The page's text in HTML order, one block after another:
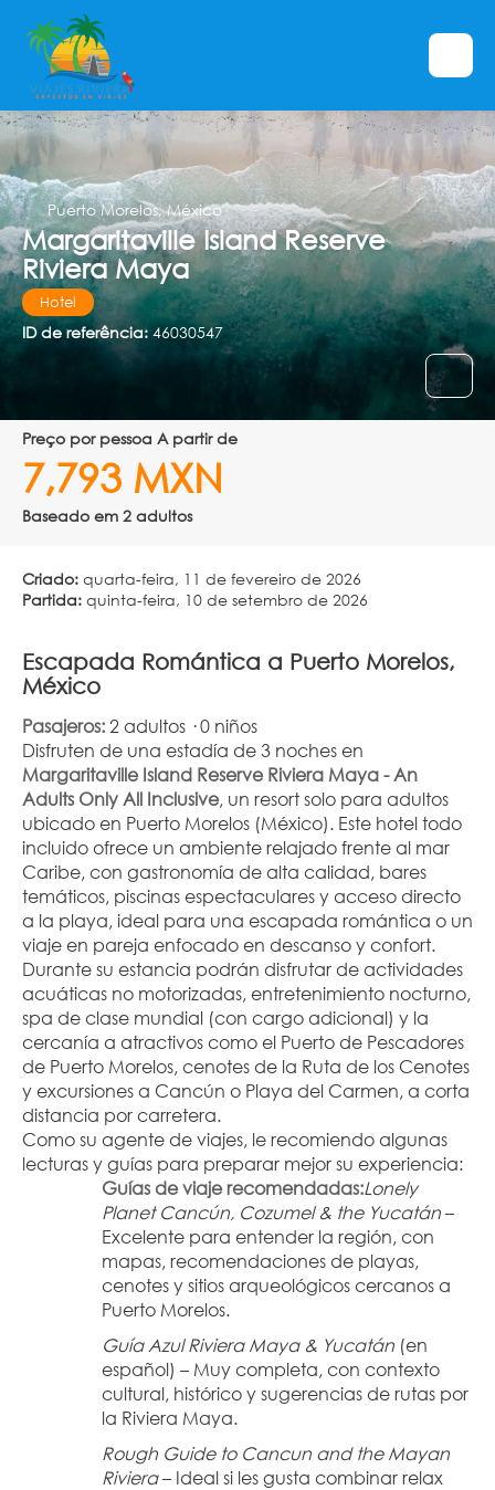
Puerto Morelos, México
Margaritaville Island Reserve
Riviera Maya
Hotel
ID de referência: 46030547
preço por pessoa A partir de
7,793 MXN
Baseado em 2 adultos
Criado: quarta-feira, 11 de fevereiro de 2026
Partida: quinta-feira, 10 de setembro de 2026
Escapada Romántica a Puerto Morelos,
México
Pasajeros: 2 adultos · 0 niños
Margaritaville Island Reserve Riviera Maya - An
Adults Only All Inclusive, un resort solo para adultos
ubicado en Puerto Morelos (México). Este hotel todo
incluido ofrece un ambiente relajado frente al mar
Caribe, con gastronomía de alta calidad, bares
temáticos, piscinas espectaculares y acceso directo
a la playa, ideal para una escapada romántica o un
viaje en pareja enfocado en descanso y confort.
Durante su estancia podrán disfrutar de actividades
acuáticas no motorizadas, entretenimiento nocturno,
spa de clase mundial (con cargo adicional) y la
cercanía a atractivos como el Puerto de Pescadores
de Puerto Morelos, cenotes de la Ruta de los Cenotes
y excursiones a Cancún o Playa del Carmen, a corta
distancia por carretera.
Como su agente de viajes, le recomiendo algunas
lecturas y guías para preparar mejor su experiencia:
Guías de viaje recomendadas:Lonely
Planet Cancún, Cozumel & the Yucatán –
Excelente para entender la región, con
mapas, recomendaciones de playas,
cenotes y sitios arqueológicos cercanos a
Puerto Morelos.
Guía Azul Riviera Maya & Yucatán (en
español) – Muy completa, con contexto
cultural, histórico y sugerencias de rutas por
la Riviera Maya.
Rough Guide to Cancun and the Mayan
Riviera – Ideal si les gusta combinar relax